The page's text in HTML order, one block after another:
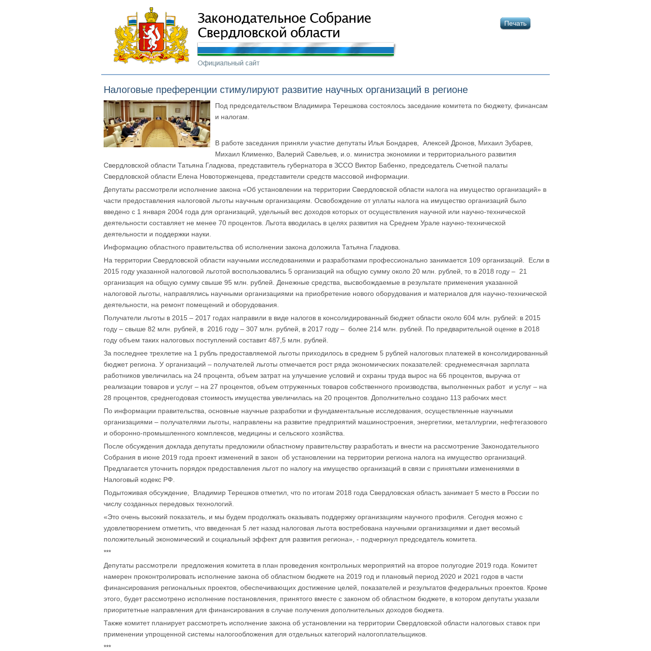
Печать
Налоговые преференции стимулируют развитие научных организаций в регионе
Под председательством Владимира Терешкова состоялось заседание комитета по бюджету, финансам
и налогам.
В работе заседания приняли участие депутаты Илья Бондарев,
Алексей Дронов, Михаил Зубарев,
Михаил Клименко, Валерий Савельев, и.о. министра экономики и территориального развития
Свердловской области Татьяна Гладкова, представитель губернатора в ЗССО Виктор Бабенко, председатель Счетной палаты
Свердловской области Елена Новоторженцева, представители средств массовой информации.
Депутаты рассмотрели исполнение закона «Об установлении на территории Свердловской области налога на имущество организаций» в
части предоставления налоговой льготы научным организациям. Освобождение от уплаты налога на имущество организаций было
введено с 1 января 2004 года для организаций, удельный вес доходов которых от осуществления научной или научно-технической
деятельности составляет не менее 70 процентов. Льгота вводилась в целях развития на Среднем Урале научно-технической
деятельности и поддержки науки.
Информацию областного правительства об исполнении закона доложила Татьяна Гладкова.
На территории Свердловской области научными исследованиями и разработками профессионально занимается 109 организаций. Если в
2015 году указанной налоговой льготой воспользовались 5 организаций на общую сумму около 20 млн. рублей, то в 2018 году – 21
организация на общую сумму свыше 95 млн. рублей. Денежные средства, высвобождаемые в результате применения указанной
налоговой льготы, направлялись научными организациями на приобретение нового оборудования и материалов для научно-технической
деятельности, на ремонт помещений и оборудования.
Получатели льготы в 2015 – 2017 годах направили в виде налогов в консолидированный бюджет области около 604 млн. рублей: в 2015
году – свыше 82 млн. рублей, в 2016 году – 307 млн. рублей, в 2017 году – более 214 млн. рублей. По предварительной оценке в 2018
году объем таких налоговых поступлений составит 487,5 млн. рублей.
За последнее трехлетие на 1 рубль предоставляемой льготы приходилось в среднем 5 рублей налоговых платежей в консолидированный
бюджет региона. У организаций – получателей льготы отмечается рост ряда экономических показателей: среднемесячная зарплата
работников увеличилась на 24 процента, объем затрат на улучшение условий и охраны труда вырос на 66 процентов, выручка от
реализации товаров и услуг – на 27 процентов, объем отгруженных товаров собственного производства, выполненных работ и услуг – на
28 процентов, среднегодовая стоимость имущества увеличилась на 20 процентов. Дополнительно создано 113 рабочих мест.
По информации правительства, основные научные разработки и фундаментальные исследования, осуществленные научными
организациями – получателями льготы, направлены на развитие предприятий машиностроения, энергетики, металлургии, нефтегазового
и оборонно-промышленного комплексов, медицины и сельского хозяйства.
После обсуждения доклада депутаты предложили областному правительству разработать и внести на рассмотрение Законодательного
Собрания в июне 2019 года проект изменений в закон об установлении на территории региона налога на имущество организаций.
Предлагается уточнить порядок предоставления льгот по налогу на имущество организаций в связи с принятыми изменениями в
Налоговый кодекс РФ.
Подытоживая обсуждение, Владимир Терешков отметил, что по итогам 2018 года Свердловская область занимает 5 место в России по
числу созданных передовых технологий.
«Это очень высокий показатель, и мы будем продолжать оказывать поддержку организациям научного профиля. Сегодня можно с
удовлетворением отметить, что введенная 5 лет назад налоговая льгота востребована научными организациями и дает весомый
положительный экономический и социальный эффект для развития региона», - подчеркнул председатель комитета.
***
Депутаты рассмотрели предложения комитета в план проведения контрольных мероприятий на второе полугодие 2019 года. Комитет
намерен проконтролировать исполнение закона об областном бюджете на 2019 год и плановый период 2020 и 2021 годов в части
финансирования региональных проектов, обеспечивающих достижение целей, показателей и результатов федеральных проектов. Кроме
этого, будет рассмотрено исполнение постановления, принятого вместе с законом об областном бюджете, в котором депутаты указали
приоритетные направления для финансирования в случае получения дополнительных доходов бюджета.
Также комитет планирует рассмотреть исполнение закона об установлении на территории Свердловской области налоговых ставок при
применении упрощенной системы налогообложения для отдельных категорий налогоплательщиков.
***